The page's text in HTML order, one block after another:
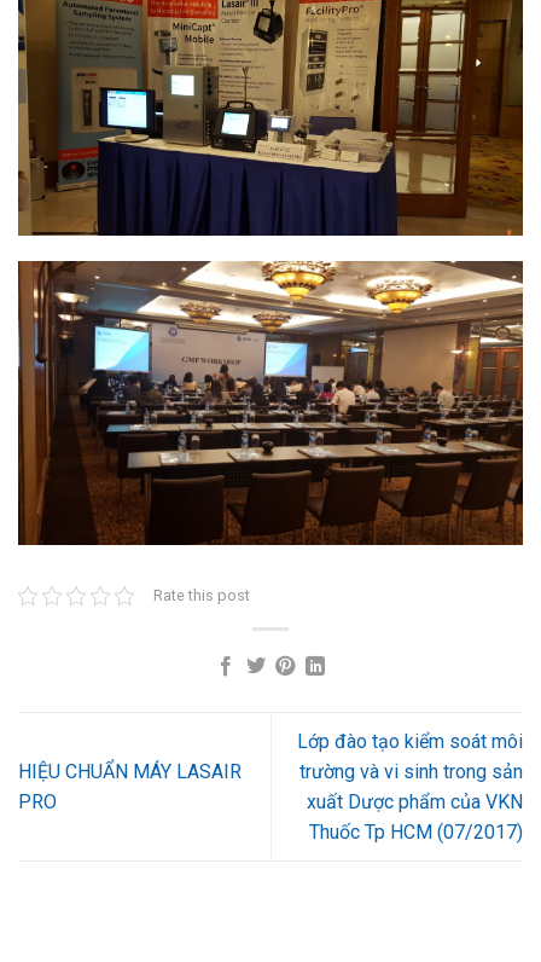
Rate this post
HIỆU CHUẨN MÁY LASAIR
PRO
Lớp đào tạo kiểm soát môi
trường và vi sinh trong sản
xuất Dược phẩm của VKN
Thuốc Tp HCM (07/2017)